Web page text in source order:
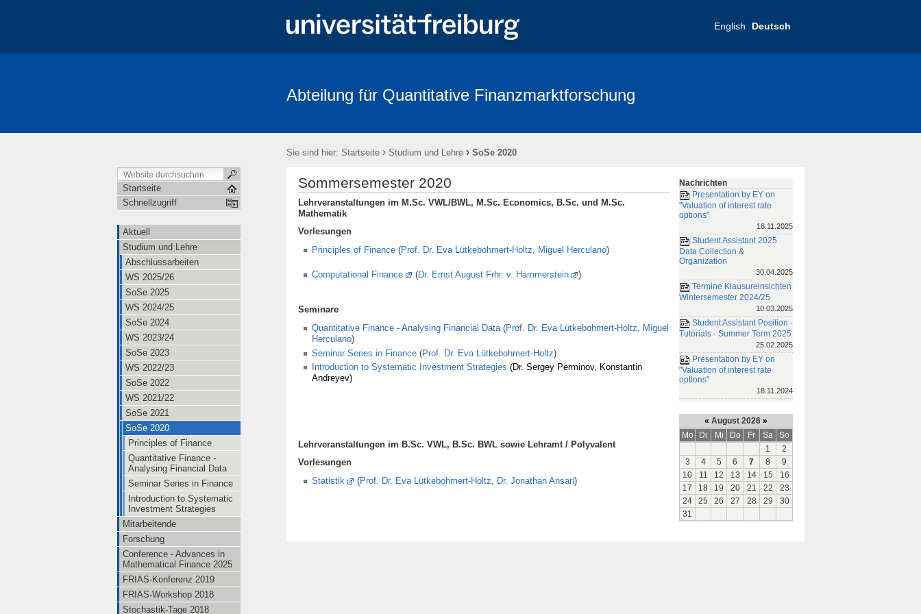
English Deutsch
Stochastik-Tage 2018 FRIAS Links Eikon Kontakt
Abteilung für Quantitative Finanzmarktforschung
Sie sind hier: Startseite › Studium und Lehre › SoSe 2020
Startseite
Schnellzugriff
Aktuell
Studium und Lehre
Abschlussarbeiten
WS 2025/26
SoSe 2025
WS 2024/25
SoSe 2024
WS 2023/24
SoSe 2023
WS 2022/23
SoSe 2022
WS 2021/22
SoSe 2021
SoSe 2020
Principles of Finance
Quantitative Finance -
Analysing Financial Data
Seminar Series in Finance
Introduction to Systematic
Investment Strategies
Mitarbeitende
Forschung
Conference - Advances in
Mathematical Finance 2025
FRIAS-Konferenz 2019
FRIAS-Workshop 2018
Stochastik-Tage 2018
Sommersemester 2020
Lehrveranstaltungen im M.Sc. VWL/BWL, M.Sc. Economics, B.Sc. und M.Sc.
Mathematik
Vorlesungen
Principles of Finance (Prof. Dr. Eva Lütkebohmert-Holtz, Miguel Herculano)
Computational Finance (Dr. Ernst August Frhr. v. Hammerstein )
Seminare
Quantitative Finance - Analysing Financial Data(Prof. Dr. Eva Lütkebohmert-Holtz, Miguel
Herculano)
Seminar Series in Finance (Prof. Dr. Eva Lütkebohmert-Holtz)
Introduction to Systematic Investment Strategies (Dr. Sergey Perminov, Konstantin
Andreyev)
Lehrveranstaltungen im B.Sc. VWL, B.Sc. BWL sowie Lehramt / Polyvalent
Vorlesungen
Statistik
(Prof. Dr. Eva Lütkebohmert-Holtz, Dr. Jonathan Ansari)
Nachrichten
Presentation by EY on
"Valuation of interest rate
options"
18.11.2025
Student Assistant 2025
Data Collection &
Organization
30.04.2025
Termine Klausureinsichten
Wintersemester 2024/25
10.03.2025
Student Assistant Position -
Tutorials - Summer Term 2025
25.02.2025
Presentation by EY on
"Valuation of interest rate
options"
18.11.2024
« August 2026 »
Mo
Di Mi Do Fr Sa
So
1
2
3
4 5 6 7 8
9
10
11 12 13 14 15
16
17
18 19 20 21 22
23
24
25 26 27 28 29
30
31